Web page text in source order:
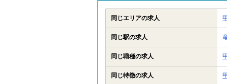
同じエリアの求人
同じ駅の求人
同じ職種の求人
同じ特徴の求人